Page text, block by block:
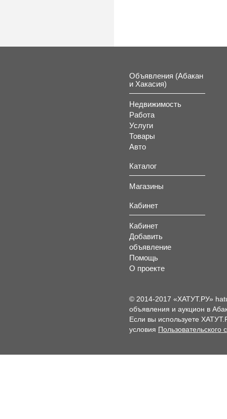
Объявления (Абакан
и Хакасия)
Недвижимость
Работа
Услуги
Товары
Авто
Каталог
Магазины
Кабинет
Кабинет
Добавить
объявление
Помощь
О проекте
© 2014-2017 «ХАТУТ.РУ»
объявления и аукцион в
Если вы используете
условия Пользовательского